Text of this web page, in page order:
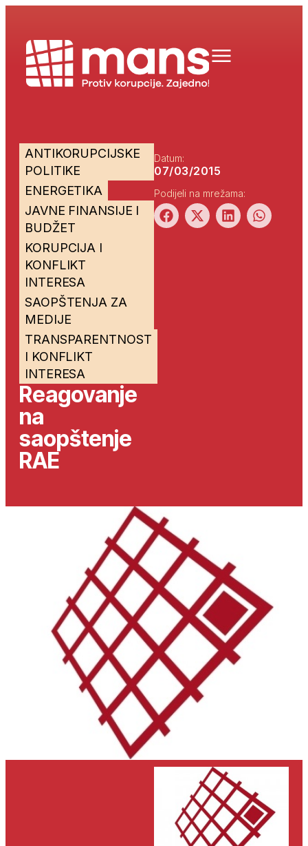
ANTIKORUPCIJSKE
POLITIKE
ENERGETIKA
JAVNE FINANSIJE I
BUDŽET
KORUPCIJA I
KONFLIKT
INTERESA
SAOPŠTENJA ZA
MEDIJE
TRANSPARENTNOST
I KONFLIKT
INTERESA
Reagovanje
na
saopštenje
RAE
Datum:
07/03/2015
Podijeli na mrežama: